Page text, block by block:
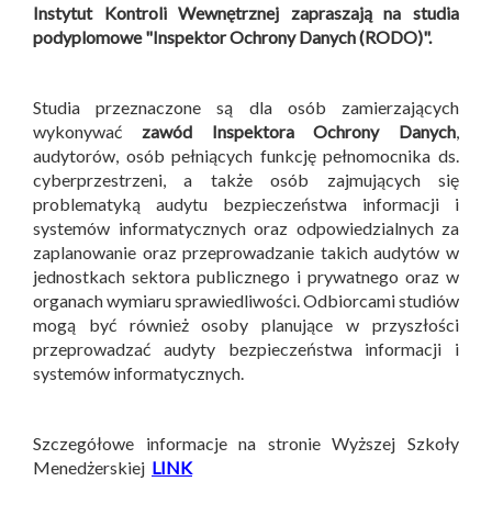
Instytut Kontroli Wewnętrznej zapraszają na studia
podyplomowe "Inspektor Ochrony Danych (RODO)".
Studia przeznaczone są dla osób zamierzających
wykonywać zawód Inspektora Ochrony Danych
audytorów, osób pełniących funkcję pełnomocnika ds.
cyberprzestrzeni, a także osób zajmujących się
problematyką audytu bezpieczeństwa informacji i
systemów informatycznych oraz odpowiedzialnych za
zaplanowanie oraz przeprowadzanie takich audytów w
jednostkach sektora publicznego i prywatnego oraz w
organach wymiaru sprawiedliwości. Odbiorcami studiów
mogą być również osoby planujące w przyszłości
przeprowadzać audyty bezpieczeństwa informacji i
systemów informatycznych.
Szczegółowe informacje na stronie Wyższej Szkoły
Menedżerskiej LINK